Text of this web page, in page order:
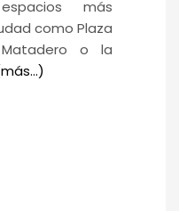
más
como Plaza
Matadero o la